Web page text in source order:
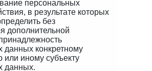
персональных
в результате которых
без
дополнительной
данных конкретному
или иному субъекту
данных.